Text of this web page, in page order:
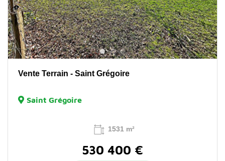
Vente Terrain - Saint Grégoire
Saint Grégoire
1531 m²
530 400 €